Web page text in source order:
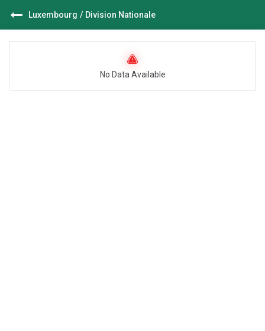
Luxembourg / Division Nationale
No Data Available